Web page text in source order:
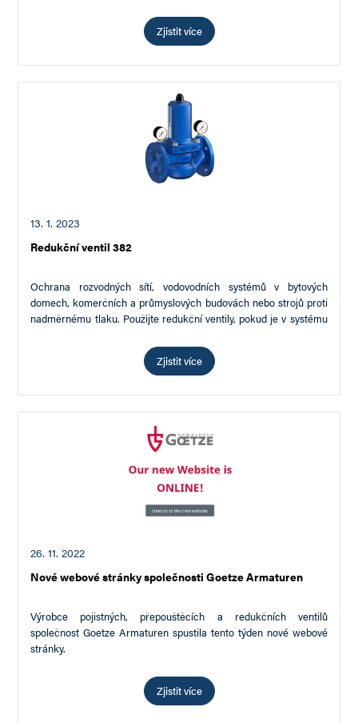
Zjistit více
13. 1. 2023
Redukční ventil 382
Ochrana rozvodných sítí, vodovodních systémů v bytových
domech, komerčních a průmyslových budovách nebo strojů proti
nadměrnému tlaku. Použijte redukční ventily, pokud je v systému
Zjistit více
26. 11. 2022
Nové webové stránky společnosti Goetze Armaturen
Výrobce pojistných, přepouštěcích a redukčních ventilů
společnost Goetze Armaturen spustila tento týden nové webové
stránky.
Zjistit více